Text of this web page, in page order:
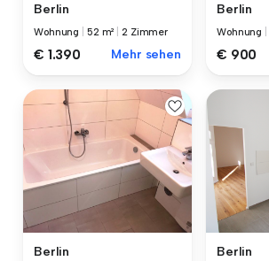
Berlin
Wohnung 52 m² |2 Zimmer
€ 1.390 Mehr sehen
Berlin
Wohnung
€ 900
Berlin Berlin